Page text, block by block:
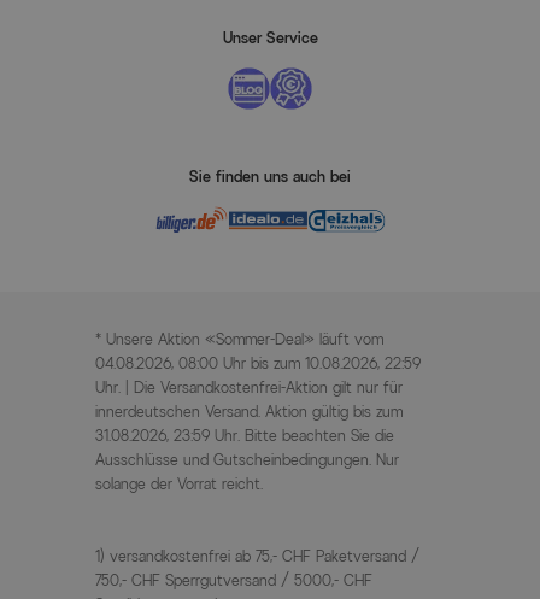
Unser Service
Sie finden uns auch bei
* Unsere Aktion «Sommer-Deal» läuft vom
04.08.2026, 08:00 Uhr bis zum 10.08.2026, 22:59
Uhr. | Die Versandkostenfrei-Aktion gilt nur für
innerdeutschen Versand. Aktion gültig bis zum
31.08.2026, 23:59 Uhr. Bitte beachten Sie die
Ausschlüsse und Gutscheinbedingungen. Nur
solange der Vorrat reicht.
1) versandkostenfrei ab 75,- CHF Paketversand /
750,- CHF Sperrgutversand / 5000,- CHF